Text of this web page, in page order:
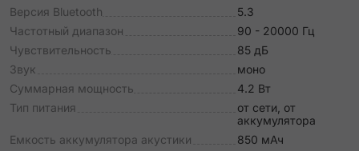
Версия Bluetooth
5.3
Частотный диапазон
90 - 20000 Гц
Чувствительность
85 дБ
Звук
моно
Суммарная мощность
4.2 Вт
Тип питания
от сети, от
аккумулятора
Емкость аккумулятора акустики
850 мАч